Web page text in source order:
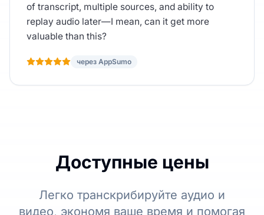
of transcript, multiple sources, and ability to
replay audio later—I mean, can it get more
valuable than this?
через AppSumo
Доступные цены
Легко транскрибируйте аудио и
видео, экономя ваше время и помогая